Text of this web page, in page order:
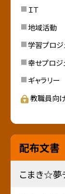
ＩＴ
地域活動
学習プロジ
幸せプロジ
ギャラリー
教職員向
配布文書
こまき☆夢